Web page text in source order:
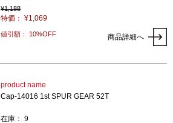
¥1,188
特価： ¥1,069
値引額： 10%OFF 商品詳細へ
product name
Cap-14016 1st SPUR GEAR 52T
在庫： 9